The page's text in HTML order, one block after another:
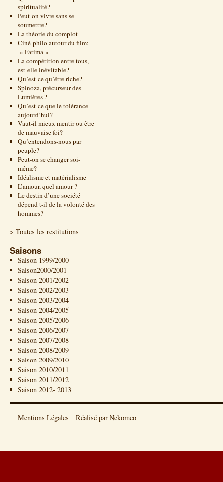
spiritualité?
Peut-on vivre sans se
soumettre?
La théorie du complot
Ciné-philo autour du film:
» Fatima »
La compétition entre tous,
est-elle inévitable?
Qu’est-ce qu’être riche?
Spinoza, précurseur des
Lumières ?
Qu’est-ce que le tolérance
aujourd’hui?
Vaut-il mieux mentir ou être
de mauvaise foi?
Qu’entendons-nous par
peuple?
Peut-on se changer soi-
même?
Idéalisme et matérialisme
L’amour, quel amour ?
Le destin d’une société
dépend t-il de la volonté des
hommes?
> Toutes les restitutions
Saisons
Saison 1999/2000
Saison2000/2001
Saison 2001/2002
Saison 2002/2003
Saison 2003/2004
Saison 2004/2005
Saison 2005/2006
Saison 2006/2007
Saison 2007/2008
Saison 2008/2009
Saison 2009/2010
Saison 2010/2011
Saison 2011/2012
Saison 2012- 2013
Mentions Légales Réalisé par Nekomeo